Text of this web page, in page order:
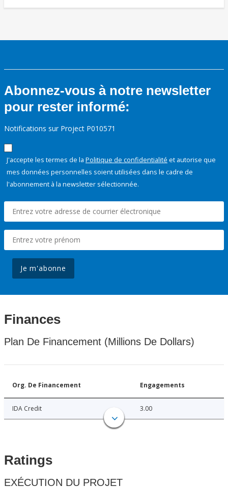
Abonnez-vous à notre newsletter
pour rester informé:
Notifications sur Project P010571
J'accepte les termes de la Politique de confidentialité et autorise que
mes données personnelles soient utilisées dans le cadre de
l'abonnement à la newsletter sélectionnée.
Je m'abonne
Finances
Plan De Financement (Millions De Dollars)
Org. De Financement Engagements
IDA Credit 3.00
Ratings
EXÉCUTION DU PROJET